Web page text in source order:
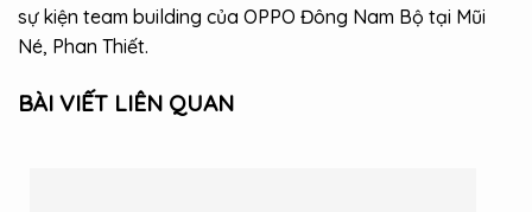
sự kiện team building của OPPO Đông Nam Bộ tại Mũi
Né, Phan Thiết.
BÀI VIẾT LIÊN QUAN